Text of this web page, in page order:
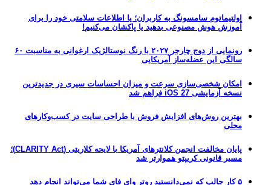
اولتیماتوم سامسونگ به کاربران؛ یا اطلاعات سلامتی خود را برای
آموزش هوش مصنوعی بدهید یا پاکشان می‌کنیم!
رونمایی از دوج چارجر ۲۰۲۷ با رنگ نوستالژیک ارغوانی به مناسبت ۶۰
سالگی این عضله‌ساز آمریکایی
امکان شخصی‌سازی سرعت و میزان احساسات سیری در جدیدترین
نسخه آزمایشی iOS 27 فراهم شد
بهترین روش‌های افزایش فروش با طراحی سایت در کسب‌وکارهای
محلی
پایان مخالفت انجمن کلانترهای آمریکا با لایحه کلاریتی (CLARITY Act)؛
مسیر قانونی کریپتو هموارتر شد
۵ کار جالب که نمی‌دانستید روتر وای فای شما می‌تواند انجام دهد